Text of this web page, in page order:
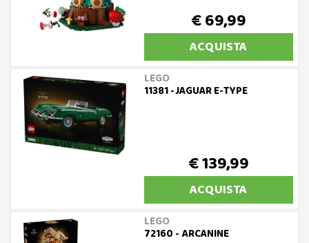
€ 69,99
ACQUISTA
LEGO
11381 -JAGUAR E-TYPE
€ 139,99
ACQUISTA
LEGO
72160 - ARCANINE